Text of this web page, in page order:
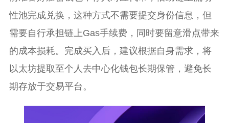
性池完成兑换，这种方式不需要提交身份信息，但
需要自行承担链上Gas手续费，同时要留意滑点带来
的成本损耗。完成买入后，建议根据自身需求，将
以太坊提取至个人去中心化钱包长期保管，避免长
期存放于交易平台。